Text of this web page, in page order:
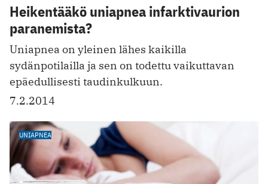
Heikentääkö uniapnea infarktivaurion
paranemista?
Uniapnea on yleinen lähes kaikilla
sydänpotilailla ja sen on todettu vaikuttavan
epäedullisesti taudinkulkuun.
7.2.2014
UNIAPNEA